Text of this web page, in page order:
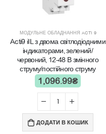
МОДУЛЬНЕ ОБЛАДНАННЯ ACTI 9
Acti9 iIL з двома світлодіодними
індикаторами, зелений/
червоний, 12-48 В змінного
струму/постійного струму
1,096.99₴
ДОДАТИ В КОШИК